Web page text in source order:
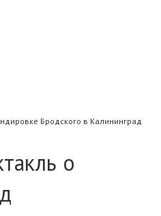
Бродского в Калининград
о